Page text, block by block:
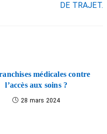
DE TRAJET.
médicales contre
l’accès aux soins ?
28 mars 2024